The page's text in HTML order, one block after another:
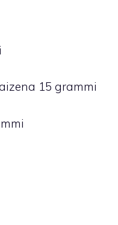
15 grammi